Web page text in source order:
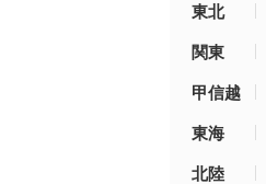
東北
関東
甲信越
東海
北陸